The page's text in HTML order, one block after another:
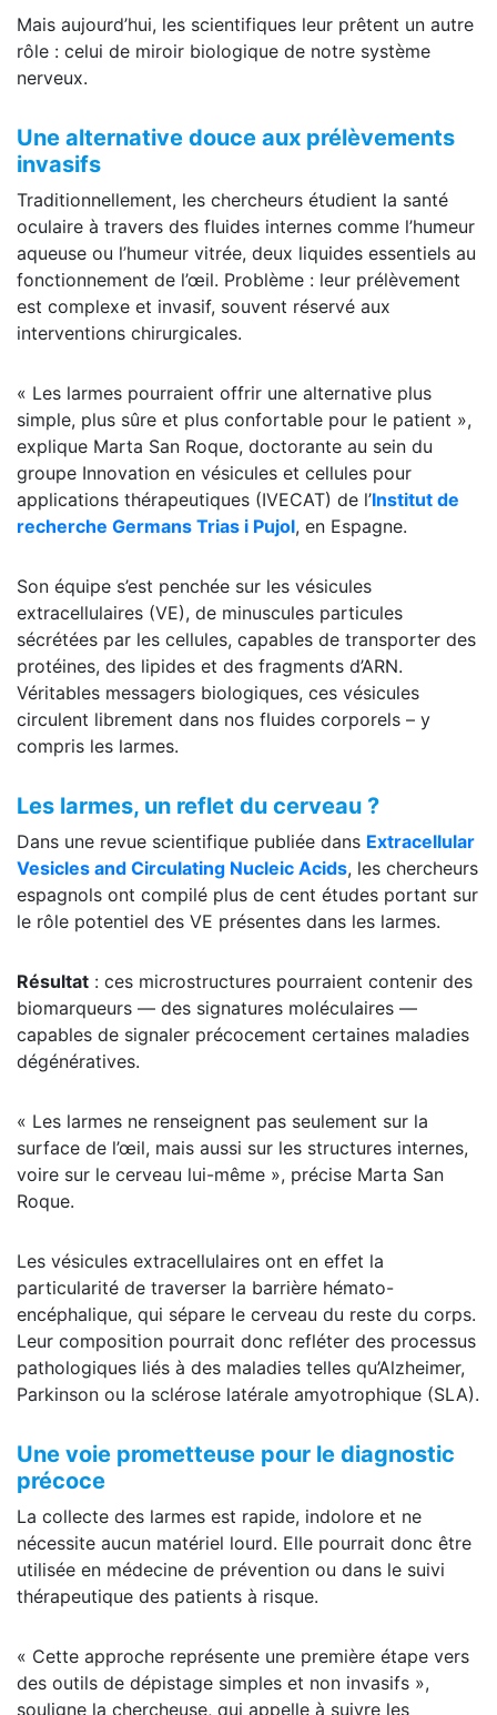
Mais aujourd’hui, les scientifiques leur prêtent un autre
rôle : celui de miroir biologique de notre système
nerveux.
Une alternative douce aux prélèvements
invasifs
Traditionnellement, les chercheurs étudient la santé
oculaire à travers des fluides internes comme l’humeur
aqueuse ou l’humeur vitrée, deux liquides essentiels au
fonctionnement de l’œil. Problème : leur prélèvement
est complexe et invasif, souvent réservé aux
interventions chirurgicales.
« Les larmes pourraient offrir une alternative plus
simple, plus sûre et plus confortable pour le patient »,
explique Marta San Roque, doctorante au sein du
groupe Innovation en vésicules et cellules pour
applications thérapeutiques (IVECAT) de l’Institut de
recherche Germans Trias i Pujol, en Espagne.
Son équipe s’est penchée sur les vésicules
extracellulaires (VE), de minuscules particules
sécrétées par les cellules, capables de transporter des
protéines, des lipides et des fragments d’ARN.
Véritables messagers biologiques, ces vésicules
circulent librement dans nos fluides corporels – y
compris les larmes.
Les larmes, un reflet du cerveau ?
Dans une revue scientifique publiée dans Extracellular
Vesicles and Circulating Nucleic Acids, les chercheurs
espagnols ont compilé plus de cent études portant sur
le rôle potentiel des VE présentes dans les larmes.
Résultat : ces microstructures pourraient contenir des
biomarqueurs — des signatures moléculaires —
capables de signaler précocement certaines maladies
dégénératives.
« Les larmes ne renseignent pas seulement sur la
surface de l’œil, mais aussi sur les structures internes,
voire sur le cerveau lui-même », précise Marta San
Roque.
Les vésicules extracellulaires ont en effet la
particularité de traverser la barrière hémato-
encéphalique, qui sépare le cerveau du reste du corps.
Leur composition pourrait donc refléter des processus
pathologiques liés à des maladies telles qu’Alzheimer,
Parkinson ou la sclérose latérale amyotrophique (SLA).
Une voie prometteuse pour le diagnostic
précoce
La collecte des larmes est rapide, indolore et ne
nécessite aucun matériel lourd. Elle pourrait donc être
utilisée en médecine de prévention ou dans le suivi
thérapeutique des patients à risque.
« Cette approche représente une première étape vers
des outils de dépistage simples et non invasifs »,
souligne la chercheuse, qui appelle à suivre les